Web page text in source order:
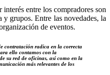
entre los compradores son
y grupos. Entre las novedades, la
de eventos.
contratación radica en la correcta
ello contamos con la
su red de oficinas, así como en la
más relevantes de los